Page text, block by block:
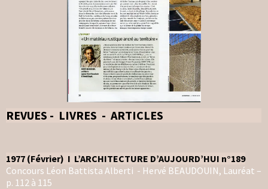
REVUES - LIVRES - ARTICLES
1977 (Février) I L’ARCHITECTURE D’AUJOURD’HUI n°189
Concours Léon Battista Alberti - Hervé BEAUDOUIN, Lauréat –
p. 112 à 115